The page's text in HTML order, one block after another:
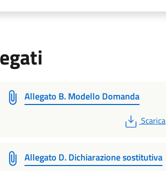
Allegato B. Modello Domanda
PDF
Scarica
Allegato D. Dichiarazione sostitutiva